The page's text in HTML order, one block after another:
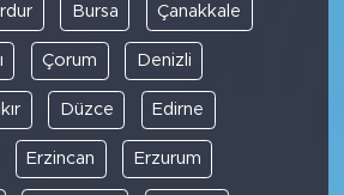
Bursa Çanakkale
Çorum Denizli
Düzce Edirne
Erzincan Erzurum